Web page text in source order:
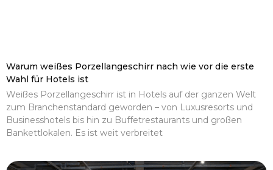
Warum weißes Porzellangeschirr nach wie vor die erste
Wahl für Hotels ist
Weißes Porzellangeschirr ist in Hotels auf der ganzen Welt
zum Branchenstandard geworden – von Luxusresorts und
Businesshotels bis hin zu Buffetrestaurants und großen
Bankettlokalen. Es ist weit verbreitet